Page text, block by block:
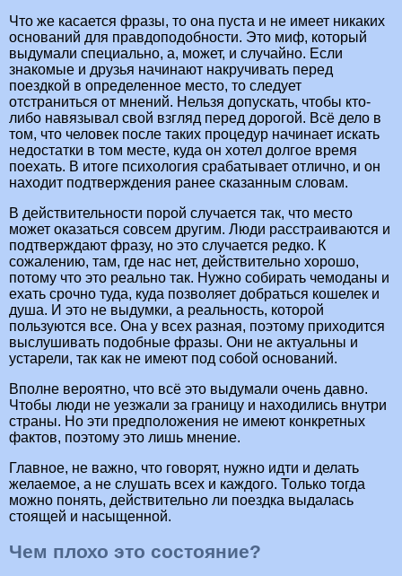
Что же касается фразы, то она пуста и не имеет никаких
оснований для правдоподобности. Это миф, который
выдумали специально, а, может, и случайно. Если
знакомые и друзья начинают накручивать перед
поездкой в определенное место, то следует
отстраниться от мнений. Нельзя допускать, чтобы кто-
либо навязывал свой взгляд перед дорогой. Всё дело в
том, что человек после таких процедур начинает искать
недостатки в том месте, куда он хотел долгое время
поехать. В итоге психология срабатывает отлично, и он
находит подтверждения ранее сказанным словам.
В действительности порой случается так, что место
может оказаться совсем другим. Люди расстраиваются и
подтверждают фразу, но это случается редко. К
сожалению, там, где нас нет, действительно хорошо,
потому что это реально так. Нужно собирать чемоданы и
ехать срочно туда, куда позволяет добраться кошелек и
душа. И это не выдумки, а реальность, которой
пользуются все. Она у всех разная, поэтому приходится
выслушивать подобные фразы. Они не актуальны и
устарели, так как не имеют под собой оснований.
Вполне вероятно, что всё это выдумали очень давно.
Чтобы люди не уезжали за границу и находились внутри
страны. Но эти предположения не имеют конкретных
фактов, поэтому это лишь мнение.
Главное, не важно, что говорят, нужно идти и делать
желаемое, а не слушать всех и каждого. Только тогда
можно понять, действительно ли поездка выдалась
стоящей и насыщенной.
Чем плохо это состояние?